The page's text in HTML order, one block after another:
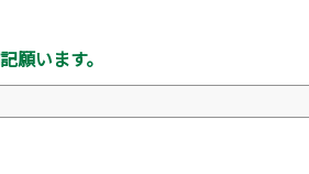
願います。